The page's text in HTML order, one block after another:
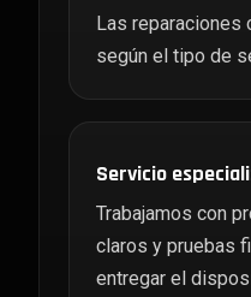
Las reparaciones
según el tipo de
Servicio
Trabajamos con
claros y pruebas
entregar el